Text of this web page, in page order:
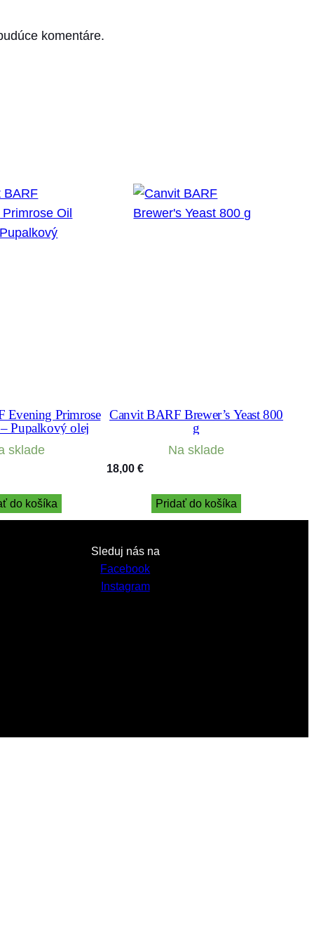
komentáre.
Evening Primrose
Pupalkový olej
sklade
do košíka
Canvit BARF Brewer’s Yeast 800
g
Na sklade
18,00 €
Pridať do košíka
Sleduj nás na
Facebook
Instagram